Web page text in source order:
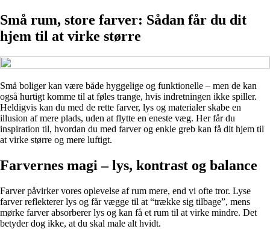
Små rum, store farver: Sådan får du dit
hjem til at virke større
Små boliger kan være både hyggelige og funktionelle – men de kan
også hurtigt komme til at føles trange, hvis indretningen ikke spiller.
Heldigvis kan du med de rette farver, lys og materialer skabe en
illusion af mere plads, uden at flytte en eneste væg. Her får du
inspiration til, hvordan du med farver og enkle greb kan få dit hjem til
at virke større og mere luftigt.
Farvernes magi – lys, kontrast og balance
Farver påvirker vores oplevelse af rum mere, end vi ofte tror. Lyse
farver reflekterer lys og får vægge til at “trække sig tilbage”, mens
mørke farver absorberer lys og kan få et rum til at virke mindre. Det
betyder dog ikke, at du skal male alt hvidt.